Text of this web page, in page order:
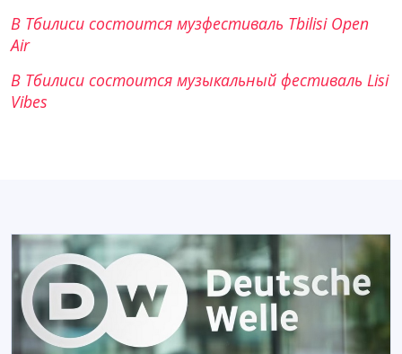
В Тбилиси состоится музфестиваль Tbilisi Open
Air
В Тбилиси состоится музыкальный фестиваль Lisi
Vibes